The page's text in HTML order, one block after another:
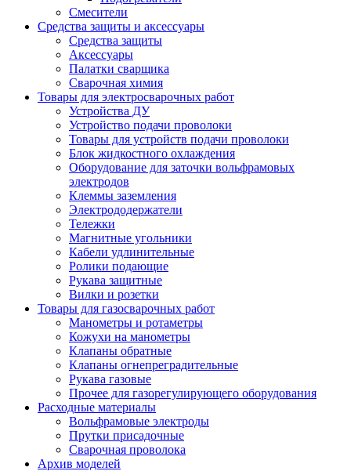
Смесители
Средства защиты и аксессуары
Средства защиты
Аксессуары
Палатки сварщика
Сварочная химия
Товары для электросварочных работ
Устройства ДУ
Устройство подачи проволоки
Товары для устройств подачи проволоки
Блок жидкостного охлаждения
Оборудование для заточки вольфрамовых
электродов
Клеммы заземления
Электрододержатели
Тележки
Магнитные угольники
Кабели удлинительные
Ролики подающие
Рукава защитные
Вилки и розетки
Товары для газосварочных работ
Манометры и ротаметры
Кожухи на манометры
Клапаны обратные
Клапаны огнепреградительные
Рукава газовые
Прочее для газорегулирующего оборудования
Расходные материалы
Вольфрамовые электроды
Прутки присадочные
Сварочная проволока
Архив моделей